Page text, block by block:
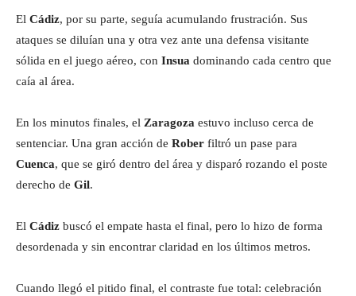
El Cádiz, por su parte, seguía acumulando frustración. Sus
ataques se diluían una y otra vez ante una defensa visitante
sólida en el juego aéreo, con Insua dominando cada centro que
caía al área.
En los minutos finales, el Zaragoza estuvo incluso cerca de
sentenciar. Una gran acción de Rober filtró un pase para
Cuenca, que se giró dentro del área y disparó rozando el poste
derecho de Gil.
El Cádiz buscó el empate hasta el final, pero lo hizo de forma
desordenada y sin encontrar claridad en los últimos metros.
Cuando llegó el pitido final, el contraste fue total: celebración